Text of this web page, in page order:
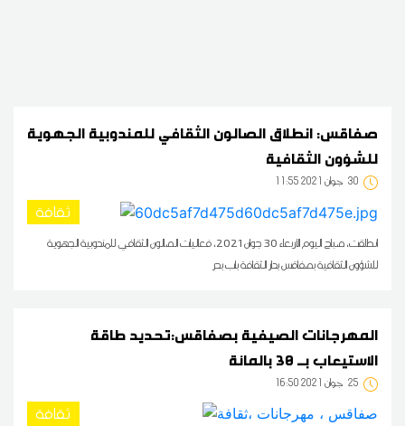
صفاقس: انطلاق الصالون الثقافي للمندوبية الجهوية
للشؤون الثقافية
30 11:55 2021 جوان
ثقافة
انطلقت، صباح اليوم الأربعاء 30 جوان 2021، فعاليات الصالون الثقافي للمندوبية الجهوية
للشؤون الثقافية بصفاقس بدار الثقافة باب بحر
المهرجانات الصيفية بصفاقس:تحديد طاقة
الاستيعاب بــ 30 بالمائة
25 16:50 2021 جوان
ثقافة